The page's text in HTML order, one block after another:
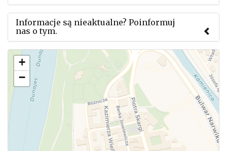
Informacje są nieaktualne? Poinformuj
nas o tym.
Użyj tego formularza aby przesłać informację o
zmianach w powyższym mityngu.
+
−